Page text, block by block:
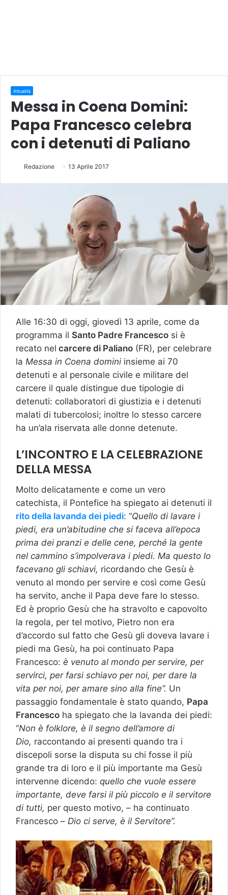
Attualità
Messa in Coena Domini:
Papa Francesco celebra
con i detenuti di Paliano
Redazione 13 Aprile 2017
Alle 16:30 di oggi, giovedì 13 aprile, come da
programma il Santo Padre Francesco si è
recato nel carcere di Paliano (FR), per celebrare
la Messa in Coena domini insieme ai 70
detenuti e al personale civile e militare del
carcere il quale distingue due tipologie di
detenuti: collaboratori di giustizia e i detenuti
malati di tubercolosi; inoltre lo stesso carcere
ha un’ala riservata alle donne detenute.
L’INCONTRO E LA CELEBRAZIONE
DELLA MESSA
Molto delicatamente e come un vero
catechista, il Pontefice ha spiegato ai detenuti il
rito della lavanda dei piedi: “Quello di lavare i
piedi, era un’abitudine che si faceva all’epoca
prima dei pranzi e delle cene, perché la gente
nel cammino s’impolverava i piedi. Ma questo lo
facevano gli schiavi, ricordando che Gesù è
venuto al mondo per servire e così come Gesù
ha servito, anche il Papa deve fare lo stesso.
Ed è proprio Gesù che ha stravolto e capovolto
la regola, per tel motivo, Pietro non era
d’accordo sul fatto che Gesù gli doveva lavare i
piedi ma Gesù, ha poi continuato Papa
Francesco: è venuto al mondo per servire, per
servirci, per farsi schiavo per noi, per dare la
vita per noi, per amare sino alla fine”. Un
passaggio fondamentale è stato quando, Papa
Francesco ha spiegato che la lavanda dei piedi:
“Non è folklore, è il segno dell’amore di
Dio, raccontando ai presenti quando tra i
discepoli sorse la disputa su chi fosse il più
grande tra di loro e il più importante ma Gesù
intervenne dicendo: quello che vuole essere
importante, deve farsi il più piccolo e il servitore
di tutti, per questo motivo, – ha continuato
Francesco – Dio ci serve, è il Servitore”.